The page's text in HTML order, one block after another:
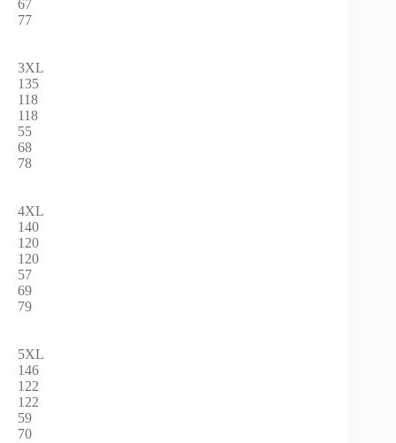
67
77
3XL
135
118
118
55
68
78
4XL
140
120
120
57
69
79
5XL
146
122
122
59
70